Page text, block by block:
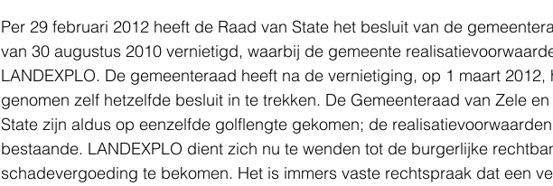
Per 29 februari 2012 heeft de Raad van State het besluit van de
van 30 augustus 2010 vernietigd, waarbij de gemeente
LANDEXPLO. De gemeenteraad heeft na de vernietiging, op 1 maart 2012,
genomen zelf hetzelfde besluit in te trekken. De Gemeenteraad van Zele
State zijn aldus op eenzelfde golflengte gekomen; de
bestaande. LANDEXPLO dient zich nu te wenden tot de burgerlijke
schadevergoeding te bekomen. Het is immers vaste rechtspraak dat een